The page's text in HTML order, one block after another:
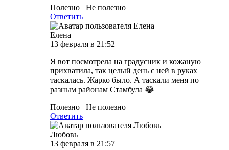
Полезно
Не полезно
Ответить
Елена
13 февраля в 21:52
Я вот посмотрела на градусник и кожаную
прихватила, так целый день с ней в руках
таскалась. Жарко было. А таскали меня по
разным районам Стамбула 😂
Полезно
Не полезно
Ответить
Любовь
13 февраля в 21:57